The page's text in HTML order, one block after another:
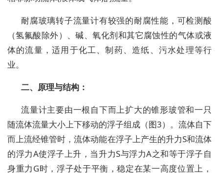
耐腐玻璃转子流量计有较强的耐腐性能，可检测酸
（氢氟酸除外）、碱、氧化剂和其它腐蚀性的气体或液
体的流量，适用于化工、制药、造纸、污水处理等行
业。
二、原理与结构 ：
流量计主要由一根自下而上扩大的锥形玻管和一只
随流体流量大小上下移动的浮子组成（图3）。流体自下
而上流经锥管时，流体动能在浮子上产生的升力S和流体
的浮力A使浮子上升，当升力S与浮力A之和等于浮子自
身重力G时，浮子处于平衡，稳定在某一高度位置上，